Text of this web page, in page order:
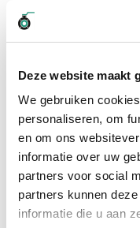
Deze website maakt
We gebruiken
personaliseren, om
en om ons
informatie over uw
partners voor social
partners kunnen
informatie die u aan
Snel naar
Meer informatie
Maatvoering